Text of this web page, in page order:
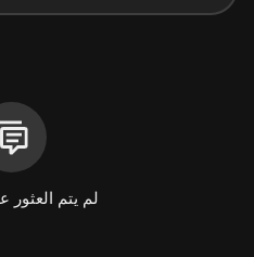
لم يتم العثور